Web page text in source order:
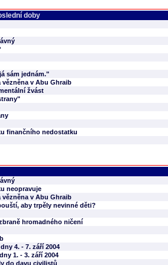
doby
sám jednám."
v Abu Ghraib
žvást
finančního nedostatku
neopravuje
v Abu Ghraib
aby trpěly nevinné děti?
hromadného ničení
4. - 7. září 2004
1. - 3. září 2004
do davu civilistů